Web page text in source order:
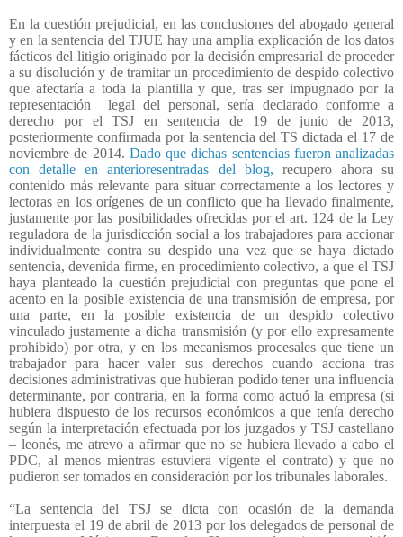
En la cuestión prejudicial, en las conclusiones del abogado general
y en la sentencia del TJUE hay una amplia explicación de los datos
fácticos del litigio originado por la decisión empresarial de proceder
a su disolución y de tramitar un procedimiento de despido colectivo
que afectaría a toda la plantilla y que, tras ser impugnado por la
representación
legal del personal, sería declarado conforme a
derecho por el TSJ en sentencia de 19 de junio de 2013,
posteriormente confirmada por la sentencia del TS dictada el 17 de
noviembre de 2014. Dado que dichas sentencias fueron analizadas
con detalle en anterioresentradas del blog, recupero ahora su
contenido más relevante para situar correctamente a los lectores y
lectoras en los orígenes de un conflicto que ha llevado finalmente,
justamente por las posibilidades ofrecidas por el art. 124 de la Ley
reguladora de la jurisdicción social a los trabajadores para accionar
individualmente contra su despido una vez que se haya dictado
sentencia, devenida firme, en procedimiento colectivo, a que el TSJ
haya planteado la cuestión prejudicial con preguntas que pone el
acento en la posible existencia de una transmisión de empresa, por
una parte, en la posible existencia de un despido colectivo
vinculado justamente a dicha transmisión (y por ello expresamente
prohibido) por otra, y en los mecanismos procesales que tiene un
trabajador para hacer valer sus derechos cuando acciona tras
decisiones administrativas que hubieran podido tener una influencia
determinante, por contraria, en la forma como actuó la empresa (si
hubiera dispuesto de los recursos económicos a que tenía derecho
según la interpretación efectuada por los juzgados y TSJ castellano
– leonés, me atrevo a afirmar que no se hubiera llevado a cabo el
PDC, al menos mientras estuviera vigente el contrato) y que no
pudieron ser tomados en consideración por los tribunales laborales.
“La sentencia del TSJ se dicta con ocasión de la demanda
interpuesta el 19 de abril de 2013 por los delegados de personal de